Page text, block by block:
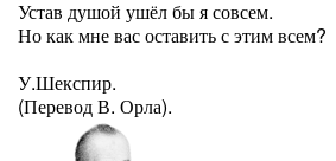
Устав душой ушёл бы я совсем.
Но как мне вас оставить с этим всем?
У.Шекспир.
(Перевод В. Орла).